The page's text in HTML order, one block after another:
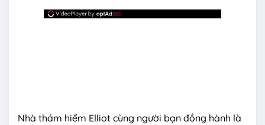
Nhà thám hiểm Elliot cùng người bạn đồng hành là